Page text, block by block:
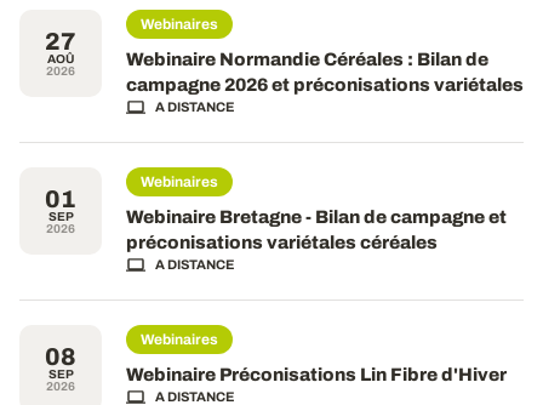
27
AOÛ
2026
Webinaires
Webinaire Normandie Céréales : Bilan de
campagne 2026 et préconisations variétales
A DISTANCE
01
SEP
2026
Webinaires
Webinaire Bretagne - Bilan de campagne et
préconisations variétales céréales
A DISTANCE
08
SEP
2026
Webinaires
Webinaire Préconisations Lin Fibre d'Hiver
A DISTANCE